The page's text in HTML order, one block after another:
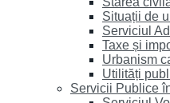
Situații de
Serviciul
Taxe și
Urbanism
Utilități
Servicii Publice